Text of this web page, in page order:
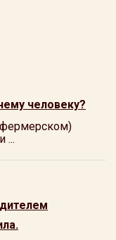
человеку?
...